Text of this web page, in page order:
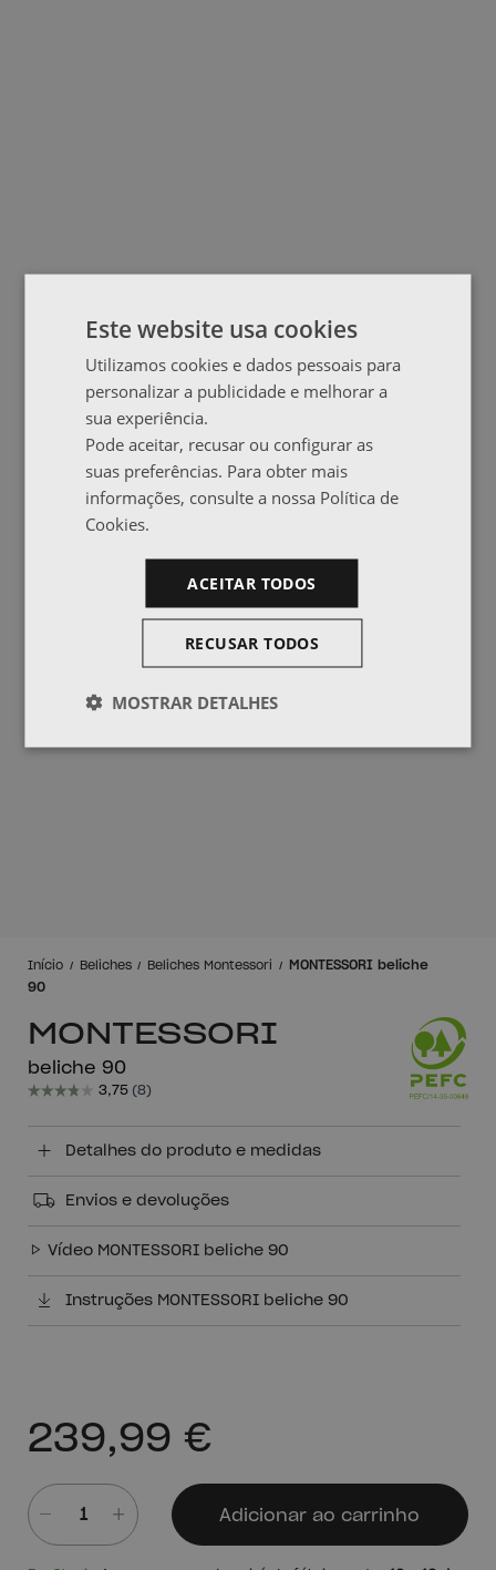
Início Beliches Beliches Montessori
MONTESSORI beliche
90
MONTESSORI
beliche 90
239,99 €
Adicionar ao carrinho
Detalhes do produto e medidas
Envios e devoluções
Vídeo MONTESSORI beliche 90
Instruções MONTESSORI beliche 90
Este website usa cookies
Utilizamos cookies e dados pessoais para
personalizar a publicidade e melhorar a
sua experiência.
Pode aceitar, recusar ou configurar as
suas preferências. Para obter mais
informações, consulte a nossa Política de
Cookies.
ACEITAR TODOS
RECUSAR TODOS
MOSTRAR DETALHES